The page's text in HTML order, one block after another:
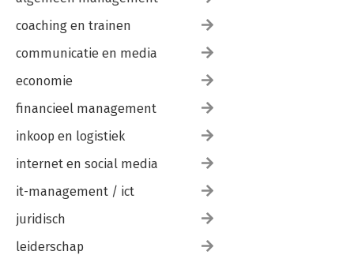
coaching en trainen
communicatie en media
economie
financieel management
inkoop en logistiek
internet en social media
it-management / ict
juridisch
leiderschap